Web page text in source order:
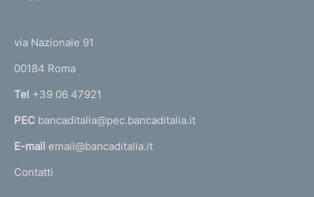
r
n
a
l
'
via Nazionale 91
00184 Roma
Tel +39 06 47921
PEC bancaditalia@pec.bancaditalia.it
E-mail email@bancaditalia.it
Contatti